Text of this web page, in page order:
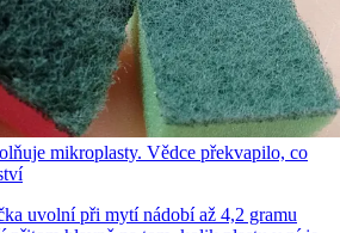
mikroplasty. Vědce překvapilo, co
uvolní při mytí nádobí až 4,2 gramu